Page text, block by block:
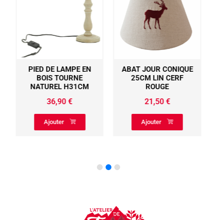
PIED DE LAMPE EN
BOIS TOURNE
NATUREL H31CM
36,90€
Ajouter
ABAT JOUR CONIQUE
25CM LIN CERF
ROUGE
21,50€
Ajouter